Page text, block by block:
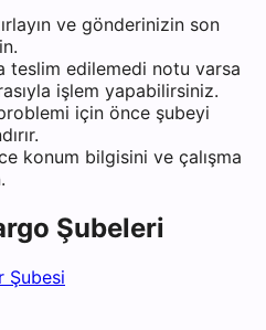
ve gönderinizin son
teslim edilemedi notu varsa
işlem yapabilirsiniz.
için önce şubeyi
konum bilgisini ve çalışma
Şubeleri
Şubesi